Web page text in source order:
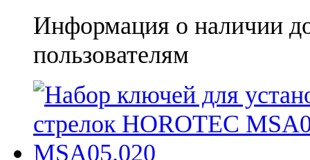
Информация о наличии
пользователям